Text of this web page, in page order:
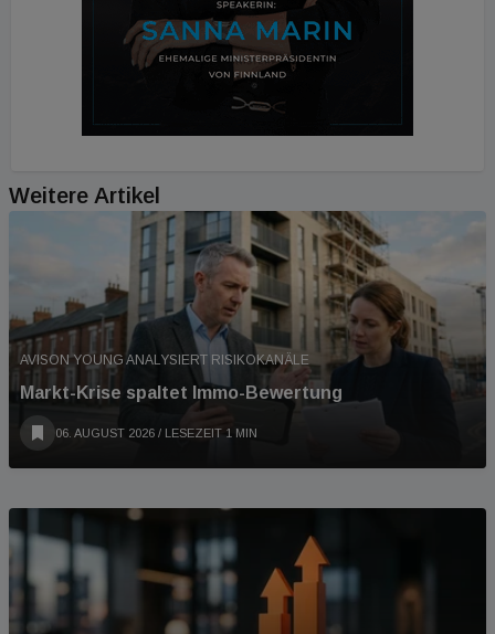
Weitere Artikel
AVISON YOUNG ANALYSIERT RISIKOKANÄLE
Markt-Krise spaltet Immo-Bewertung
06. AUGUST 2026 / LESEZEIT 1 MIN